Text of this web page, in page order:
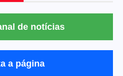
de notícias
a página